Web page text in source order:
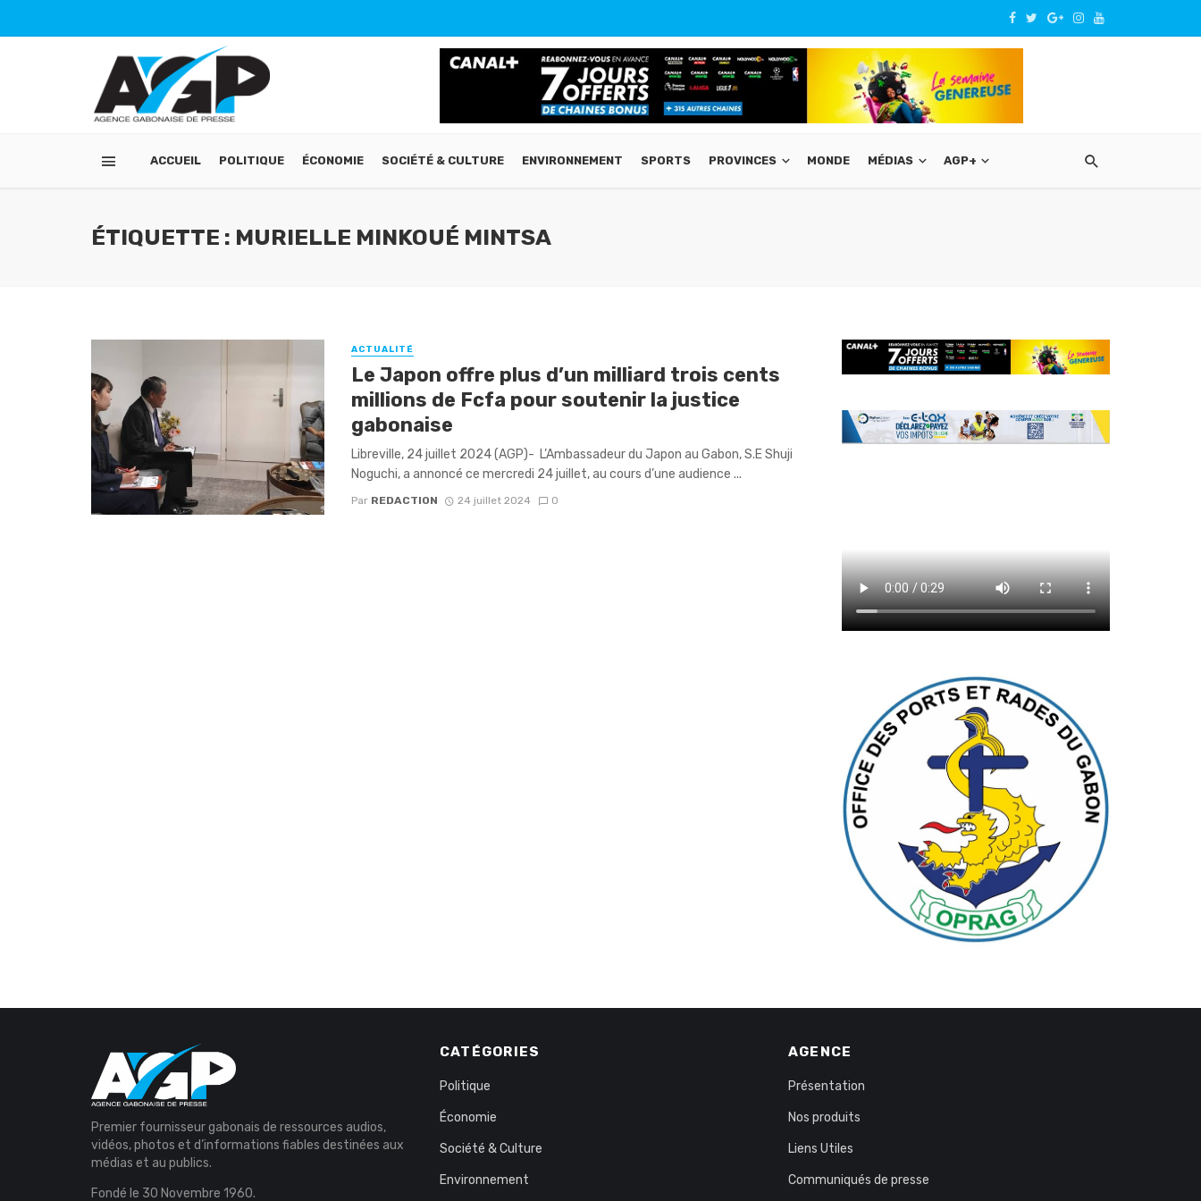
ACCUEIL POLITIQUE ÉCONOMIE SOCIÉTÉ & CULTURE ENVIRONNEMENT SPORTS PROVINCES MONDE MÉDIAS AGP+
ÉTIQUETTE : MURIELLE MINKOUÉ MINTSA
ACTUALITÉ
Le Japon offre plus d’un milliard trois cents
millions de Fcfa pour soutenir la justice
gabonaise
Libreville, 24 juillet 2024 (AGP)- L’Ambassadeur du Japon au Gabon, S.E Shuji
Noguchi, a annoncé ce mercredi 24 juillet, au cours d’une audience ...
Par REDACTION 24 juillet 2024 0
Premier fournisseur gabonais de ressources audios,
vidéos, photos et d’informations fiables destinées aux
médias et au publics.
Fondé le 30 Novembre 1960.
CATÉGORIES
Politique
Économie
Société & Culture
Environnement
AGENCE
Présentation
Nos produits
Liens Utiles
Communiqués de presse